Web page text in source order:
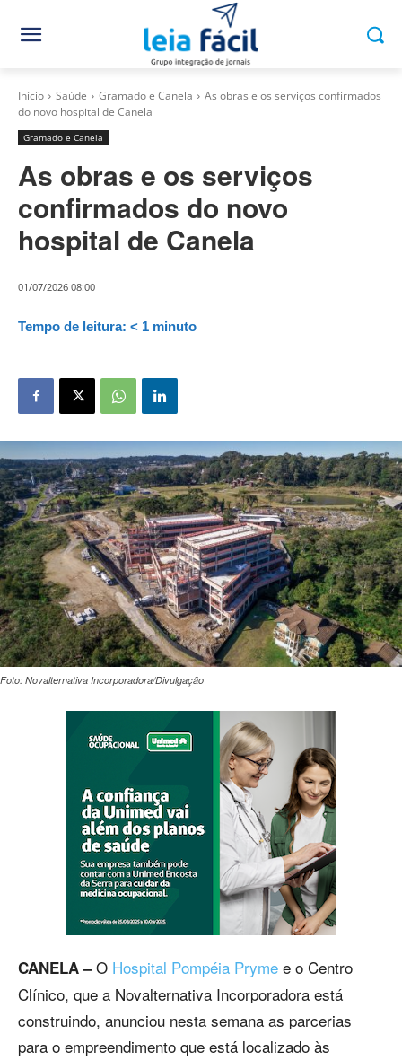
Início Saúde Gramado e Canela
As obras e os serviços confirmados
do novo hospital de Canela
Gramado e Canela
As obras e os serviços
confirmados do novo
hospital de Canela
01/07/2026 08:00
Tempo de leitura: < 1 minuto
Foto: Novalternativa Incorporadora/Divulgação
CANELA –O Hospital Pompéia Pryme e o Centro
Clínico, que a Novalternativa Incorporadora está
construindo, anunciou nesta semana as parcerias
para o empreendimento que está localizado às